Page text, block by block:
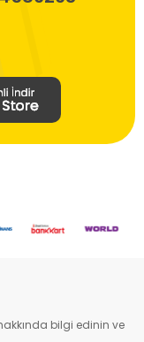
bilgi edinin ve